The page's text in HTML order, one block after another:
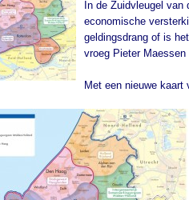
In de Zuidvleugel
economische
geldingsdrang of is
vroeg Pieter
Met een nieuwe kaart